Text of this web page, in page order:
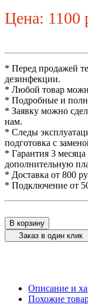
Цена: 1100
* Перед продажей
дезинфекции.
* Любой товар
* Подробные и
* Заявку можно
нам.
* Следы
подготовка с
* Гарантия 3
дополнительную
* Доставка от 800
* Подключение от
В корзину
Заказ в один клик
Описание и
Похожие